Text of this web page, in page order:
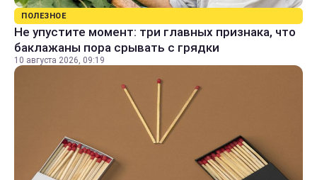
ПОЛЕЗНОЕ
Не упустите момент: три главных признака, что
баклажаны пора срывать с грядки
10 августа 2026, 09:19